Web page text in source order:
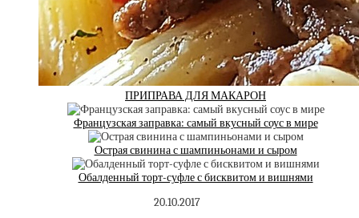
ПРИПРАВА ДЛЯ МАКАРОН
Французская заправка: самый вкусный соус в мире
Острая свинина с шампиньонами и сыром
Обалденный торт-суфле с бисквитом и вишнями
20.10.2017